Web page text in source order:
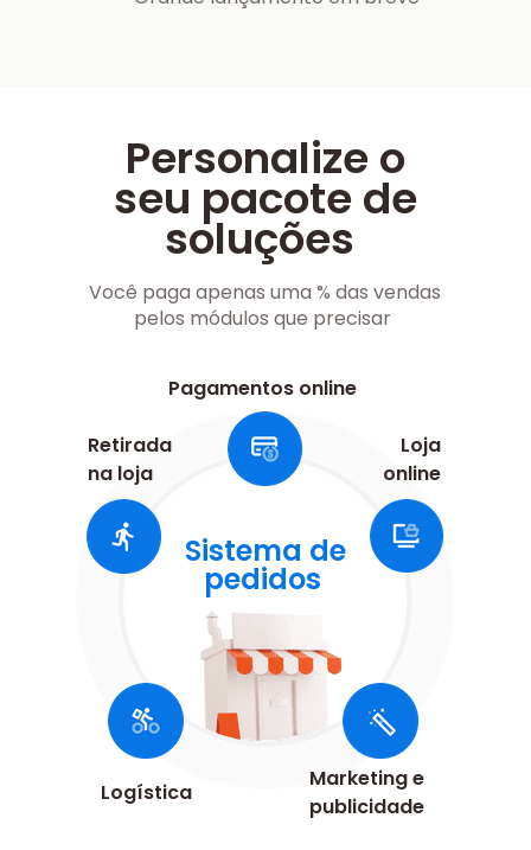
Sistema de
pedidos
Logística
Pagamentos online
Marketing e
publicidade
Você paga apenas uma % das vendas
pelos módulos que precisar
Personalize o
seu pacote de
soluções
Retirada
na loja
Loja
online